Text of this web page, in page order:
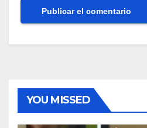
YOU MISSED